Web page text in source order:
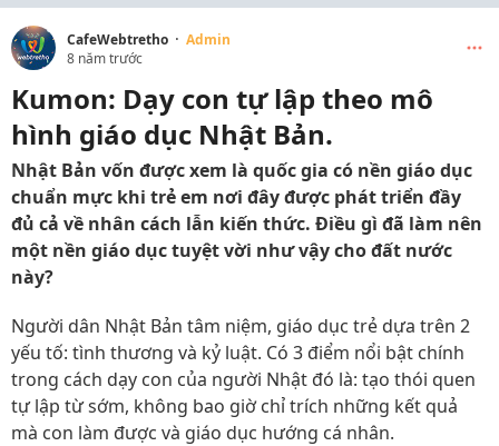
CafeWebtretho · Admin
8 năm trước
Kumon: Dạy con tự lập theo mô
hình giáo dục Nhật Bản.
Nhật Bản vốn được xem là quốc gia có nền giáo dục
chuẩn mực khi trẻ em nơi đây được phát triển đầy
đủ cả về nhân cách lẫn kiến thức. Điều gì đã làm nên
một nền giáo dục tuyệt vời như vậy cho đất nước
này?
Người dân Nhật Bản tâm niệm, giáo dục trẻ dựa trên 2
yếu tố: tình thương và kỷ luật. Có 3 điểm nổi bật chính
trong cách dạy con của người Nhật đó là: tạo thói quen
tự lập từ sớm, không bao giờ chỉ trích những kết quả
mà con làm được và giáo dục hướng cá nhân.